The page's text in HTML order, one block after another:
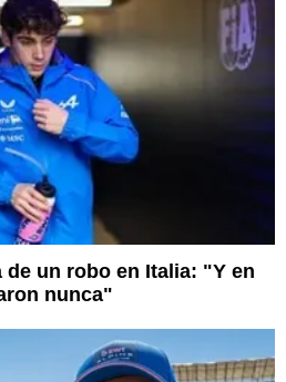
un robo en Italia: "Y en
nunca"